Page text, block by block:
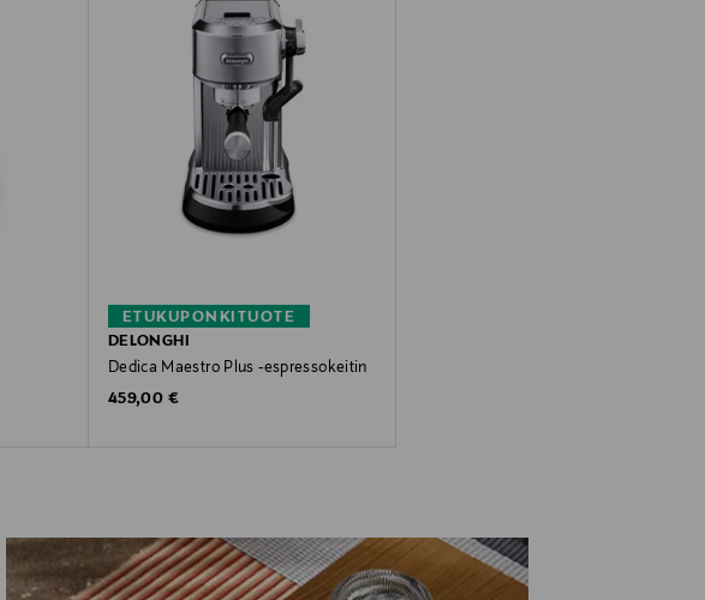
ETUKUPONKITUOTE
DELONGHI
Dedica Maestro Plus -espressokeitin
Original Price
459,00 €